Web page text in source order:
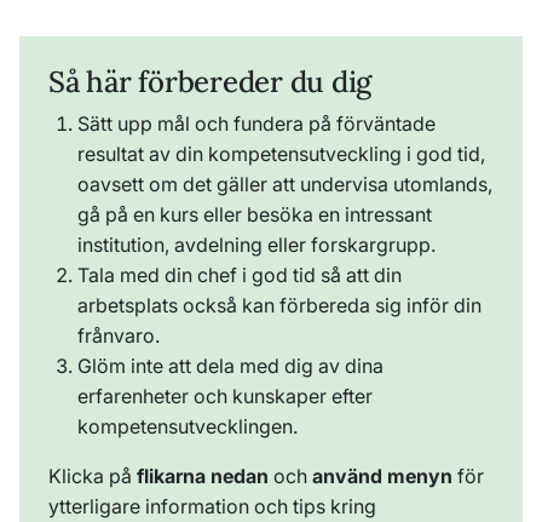
Så här förbereder du dig
Sätt upp mål och fundera på förväntade
resultat av din kompetensutveckling i god tid,
oavsett om det gäller att undervisa utomlands,
gå på en kurs eller besöka en intressant
institution, avdelning eller forskargrupp.
Tala med din chef i god tid så att din
arbetsplats också kan förbereda sig inför din
frånvaro.
Glöm inte att dela med dig av dina
erfarenheter och kunskaper efter
kompetensutvecklingen.
Klicka på flikarna nedan och använd menyn för
ytterligare information och tips kring